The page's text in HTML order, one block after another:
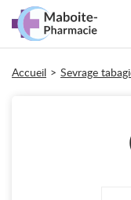
Accueil > Sevrage